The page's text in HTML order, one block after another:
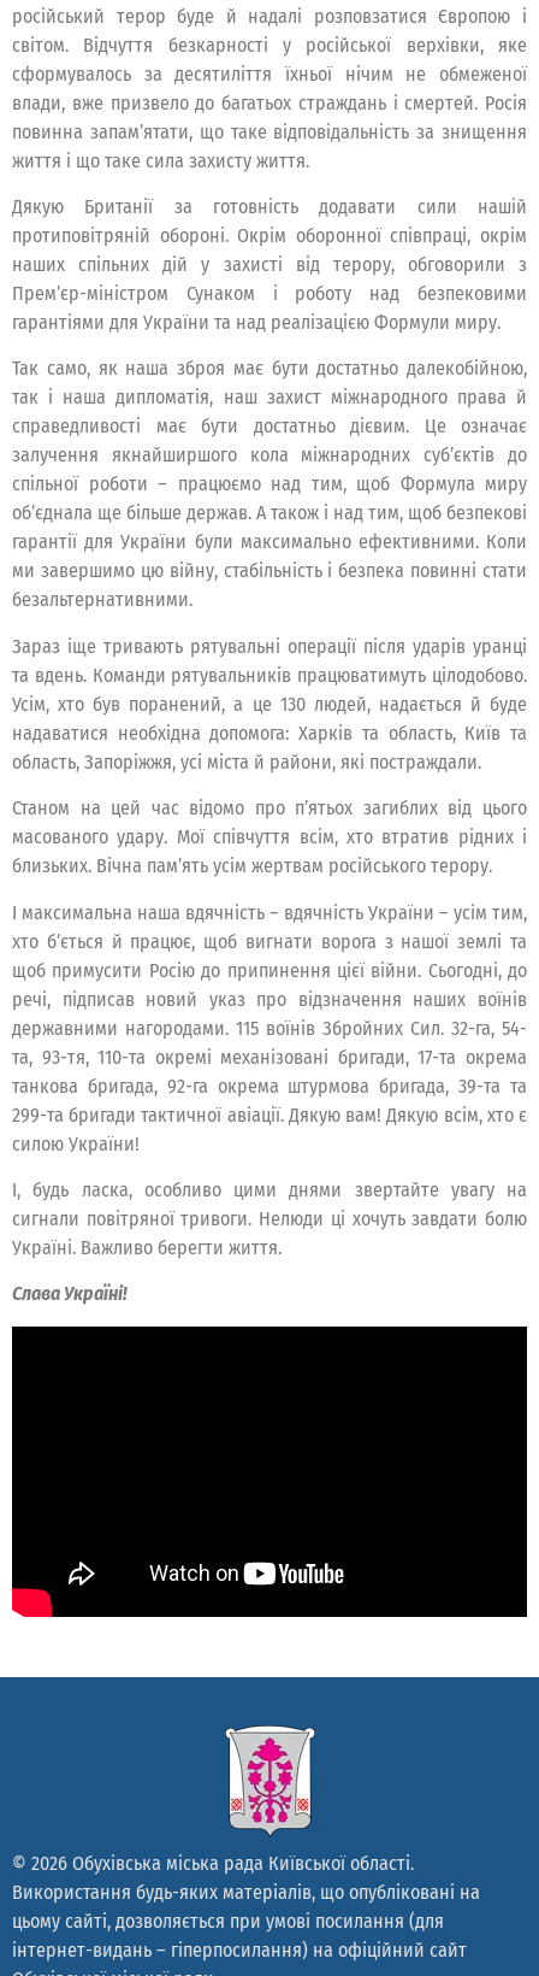
російський терор буде й надалі розповзатися Європою і
світом. Відчуття безкарності у російської верхівки, яке
сформувалось за десятиліття їхньої нічим не обмеженої
влади, вже призвело до багатьох страждань і смертей. Росія
повинна запам’ятати, що таке відповідальність за знищення
життя і що таке сила захисту життя.
Дякую Британії за готовність додавати сили нашій
протиповітряній обороні. Окрім оборонної співпраці, окрім
наших спільних дій у захисті від терору, обговорили з
Прем’єр-міністром Сунаком і роботу над безпековими
гарантіями для України та над реалізацією Формули миру.
Так само, як наша зброя має бути достатньо далекобійною,
так і наша дипломатія, наш захист міжнародного права й
справедливості має бути достатньо дієвим. Це означає
залучення якнайширшого кола міжнародних суб’єктів до
спільної роботи – працюємо над тим, щоб Формула миру
об’єднала ще більше держав. А також і над тим, щоб безпекові
гарантії для України були максимально ефективними. Коли
ми завершимо цю війну, стабільність і безпека повинні стати
безальтернативними.
Зараз іще тривають рятувальні операції після ударів уранці
та вдень. Команди рятувальників працюватимуть цілодобово.
Усім, хто був поранений, а це 130 людей, надається й буде
надаватися необхідна допомога: Харків та область, Київ та
область, Запоріжжя, усі міста й райони, які постраждали.
Станом на цей час відомо про п’ятьох загиблих від цього
масованого удару. Мої співчуття всім, хто втратив рідних і
близьких. Вічна пам’ять усім жертвам російського терору.
І максимальна наша вдячність – вдячність України – усім тим,
хто б’ється й працює, щоб вигнати ворога з нашої землі та
щоб примусити Росію до припинення цієї війни. Сьогодні, до
речі, підписав новий указ про відзначення наших воїнів
державними нагородами. 115 воїнів Збройних Сил. 32-га, 54-
та, 93-тя, 110-та окремі механізовані бригади, 17-та окрема
танкова бригада, 92-га окрема штурмова бригада, 39-та та
299-та бригади тактичної авіації. Дякую вам! Дякую всім, хто є
силою України!
І, будь ласка, особливо цими днями звертайте увагу на
сигнали повітряної тривоги. Нелюди ці хочуть завдати болю
Україні. Важливо берегти життя.
Слава Україні!
© 2026 Обухівська міська рада Київської області.
Використання будь-яких матеріалів, що опубліковані на
цьому сайті, дозволяється при умові посилання (для
інтернет-видань – гіперпосилання) на офіційний сайт